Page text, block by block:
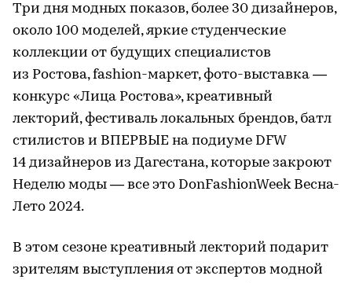
Три дня модных показов, более 30 дизайнеров,
около 100 моделей, яркие студенческие
коллекции от будущих специалистов
из Ростова, fashion-маркет, фото-выставка —
конкурс «Лица Ростова», креативный
лекторий, фестиваль локальных брендов, батл
стилистов и ВПЕРВЫЕ на подиуме DFW
14 дизайнеров из Дагестана, которые закроют
Неделю моды — все это DonFashionWeek Весна-
Лето 2024.
В этом сезоне креативный лекторий подарит
зрителям выступления от экспертов модной